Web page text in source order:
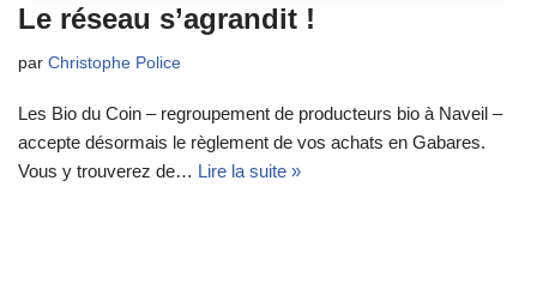
Le réseau s’agrandit !
par Christophe Police
Les Bio du Coin – regroupement de producteurs bio à Naveil –
accepte désormais le règlement de vos achats en Gabares.
Vous y trouverez de… Lire la suite »